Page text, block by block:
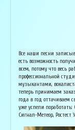
Все наши песни
есть возможность
всем, потому что весь
профессиональной
музыкантами,
теперь принимаем
года в год оттачиваем
уже успели
Сигнал-Метеор, Ростест
Основатель
аранжировки,
Может сделать
дуэте "Ag Jan", и
вместе со своими
ютубе! В основном
сделает из вашей